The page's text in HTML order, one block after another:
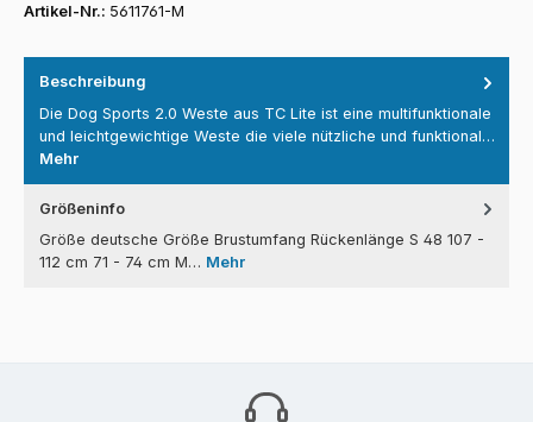
Artikel-Nr.: 5611761-M
Beschreibung
Die Dog Sports 2.0 Weste aus TC Lite ist eine multifunktionale
und leichtgewichtige Weste die viele nützliche und funktional…
Mehr
Größeninfo
Größe deutsche Größe Brustumfang Rückenlänge S 48 107 -
112 cm 71 - 74 cm M… Mehr